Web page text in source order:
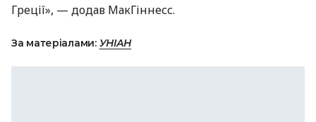
Греції», — додав МакГіннесс.
За матеріалами: УНІАН